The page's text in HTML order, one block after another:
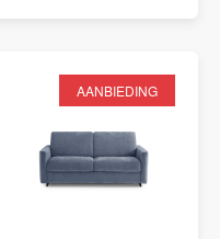
AANBIEDING